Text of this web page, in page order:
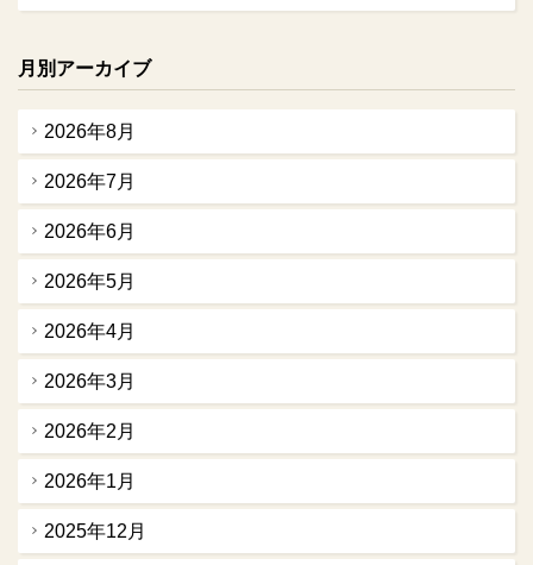
月別アーカイブ
2026年8月
2026年7月
2026年6月
2026年5月
2026年4月
2026年3月
2026年2月
2026年1月
2025年12月